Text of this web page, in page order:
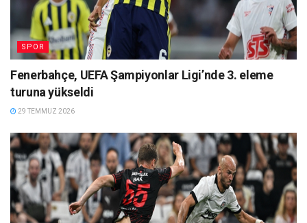
SPOR
Fenerbahçe, UEFA Şampiyonlar Ligi’nde 3. eleme
turuna yükseldi
29 TEMMUZ 2026